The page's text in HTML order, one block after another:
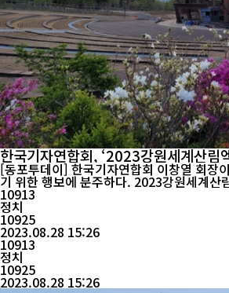
한국기자연합회, ‘2023강원세계산림
[동포투데이] 한국기자연합회 이창열 회장
기 위한 행보에 분주
10913
정치
10925
2023.08.28 15:26
10913
정치
10925
2023.08.28 15:26